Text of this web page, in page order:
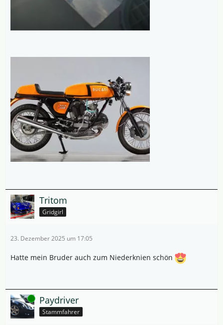
Tritom
Gridgirl
23. Dezember 2025 um 17:05
Hatte mein Bruder auch zum Niederknien schön
Online Paydriver
Stammfahrer